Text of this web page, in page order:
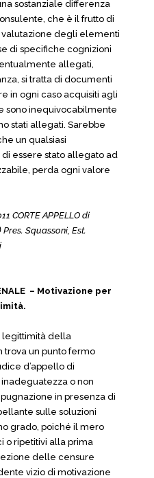
sostanziale differenza
che è il frutto di
valutazione degli elementi
di specifiche cognizioni
allegati,
si tratta di documenti
in ogni caso acquisiti agli
sono inequivocabilmente
stati allegati. Sarebbe
un qualsiasi
essere stato allegato ad
perda ogni valore
CORTE APPELLO di
Squassoni, Est.
– Motivazione per
legittimità della
un punto fermo
d’appello di
o non
in presenza di
sulle soluzioni
grado, poiché il mero
o ripetitivi alla prima
delle censure
vizio di motivazione